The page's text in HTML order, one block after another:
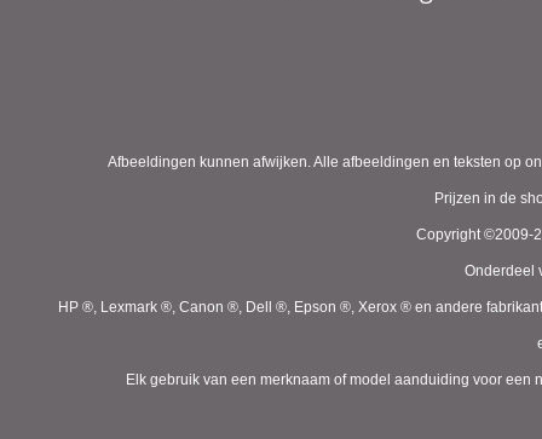
Afbeeldingen kunnen afwijken. Alle afbeeldingen en teksten op
Prijzen in de
Copyright ©2009-
Onderdeel
HP ®, Lexmark ®, Canon ®, Dell ®, Epson ®, Xerox ® en andere
Elk gebruik van een merknaam of model aanduiding voor